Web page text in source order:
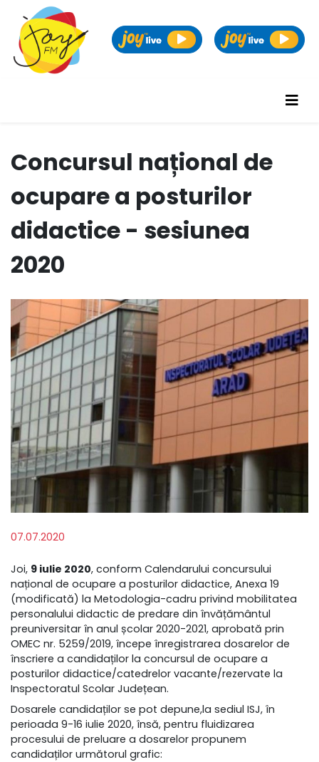
Concursul național de
ocupare a posturilor
didactice - sesiunea
2020
07.07.2020
Joi, 9 iulie 2020, conform Calendarului concursului
național de ocupare a posturilor didactice, Anexa 19
(modificată) la Metodologia-cadru privind mobilitatea
personalului didactic de predare din învățământul
preuniversitar în anul școlar 2020-2021, aprobată prin
OMEC nr. 5259/2019, începe înregistrarea dosarelor de
înscriere a candidaților la concursul de ocupare a
posturilor didactice/catedrelor vacante/rezervate la
Inspectoratul Scolar Județean.
Dosarele candidaților se pot depune,la sediul ISJ, în
perioada 9-16 iulie 2020, însă, pentru fluidizarea
procesului de preluare a dosarelor propunem
candidaților următorul grafic: